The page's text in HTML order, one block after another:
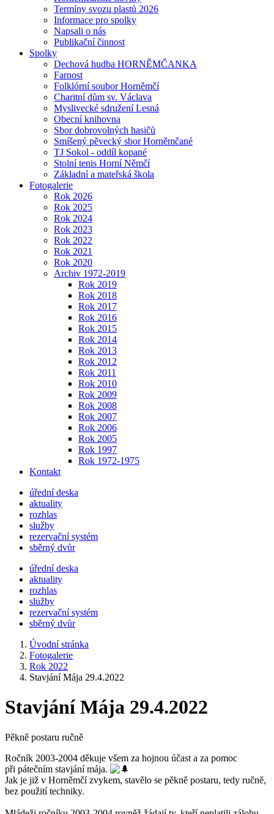
Termíny svozu plastů 2026
Informace pro spolky
Napsali o nás
Publikační činnost
Spolky
Dechová hudba HORNĚMČANKA
Farnost
Folklórní soubor Horněmčí
Charitní dům sv. Václava
Myslivecké sdružení Lesná
Obecní knihovna
Sbor dobrovolných hasičů
Smíšený pěvecký sbor Horněmčané
TJ Sokol - oddíl kopané
Stolní tenis Horní Němčí
Základní a mateřská škola
Fotogalerie
Rok 2026
Rok 2025
Rok 2024
Rok 2023
Rok 2022
Rok 2021
Rok 2020
Archiv 1972-2019
Rok 2019
Rok 2018
Rok 2017
Rok 2016
Rok 2015
Rok 2014
Rok 2013
Rok 2012
Rok 2011
Rok 2010
Rok 2009
Rok 2008
Rok 2007
Rok 2006
Rok 2005
Rok 1997
Rok 1972-1975
Kontakt
úřední deska
aktuality
rozhlas
služby
rezervační systém
sběrný dvůr
úřední deska
aktuality
rozhlas
služby
rezervační systém
sběrný dvůr
Úvodní stránka
Fotogalerie
Rok 2022
Stavjání Mája 29.4.2022
Stavjání Mája 29.4.2022
Pěkně postaru ručně
Ročník 2003-2004 děkuje všem za hojnou účast a za pomoc
při pátečním stavjání mája.
Jak je již v Horněmčí zvykem, stavělo se pěkně postaru, tedy ručně,
bez použití techniky.